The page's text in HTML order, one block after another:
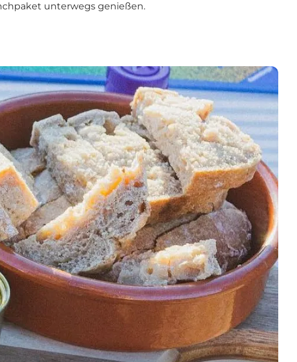
unterwegs genießen.